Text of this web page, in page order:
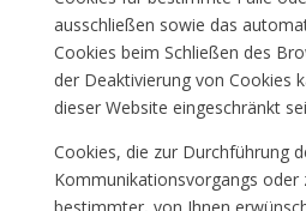
ausschließen sowie das
Cookies beim Schließen des
der Deaktivierung von Cookies
dieser Website eingeschränkt
Cookies, die zur Durchführung
Kommunikationsvorgangs oder